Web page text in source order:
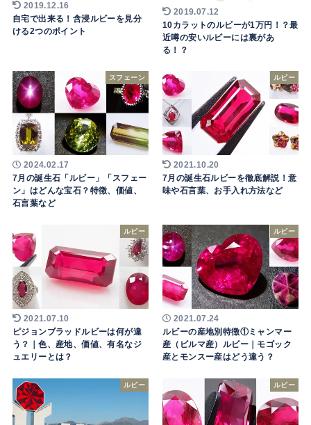
2019.12.16
自宅で出来る！含浸ルビーを見分
ける2つのポイント
2019.07.12
10カラットのルビーが1万円！？最
近噂の安いルビーには裏があ
る！？
スフェーン
2024.02.17
7月の誕生石「ルビー」「スフェー
ン」はどんな宝石？特徴、価値、
石言葉など
ルビー
2021.10.20
7月の誕生石ルビーを徹底解説！意
味や石言葉、お手入れ方法など
ルビー
2021.07.10
ピジョンブラッドルビーは何が違
う？｜色、産地、価値、有名なジ
ュエリーとは？
ルビー
2021.07.24
ルビーの産地別特徴①ミャンマー
産（ビルマ産）ルビー｜モゴック
産とモンスー産はどう違う？
ルビー ルビー